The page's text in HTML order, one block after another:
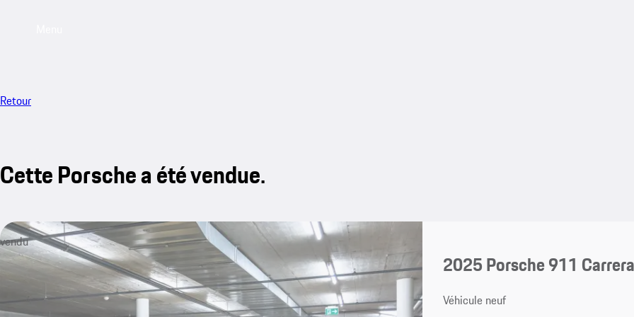
Retour
Cette Porsche a été vendue.
vendu
2025 Porsche 911
Véhicule neuf